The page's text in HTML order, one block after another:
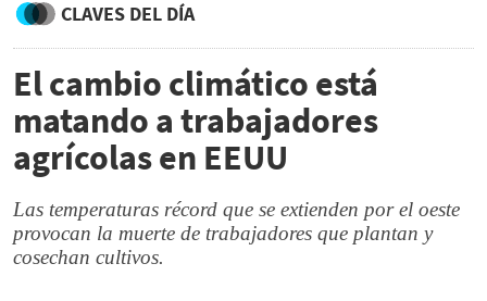
CLAVES DEL DÍA
El cambio climático está
matando a trabajadores
agrícolas en EEUU
Las temperaturas récord que se extienden por el oeste
provocan la muerte de trabajadores que plantan y
cosechan cultivos.